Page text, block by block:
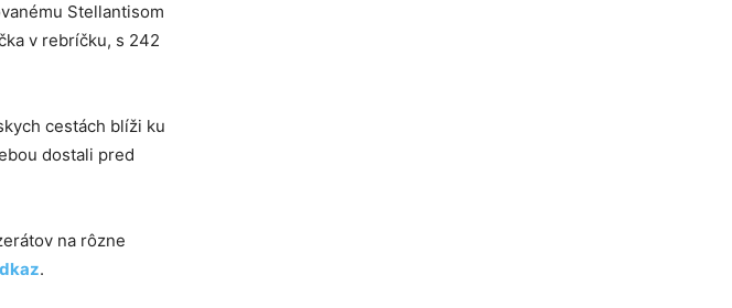
Stellantisom
v rebríčku, s 242
cestách blíži ku
dostali pred
na rôzne
.